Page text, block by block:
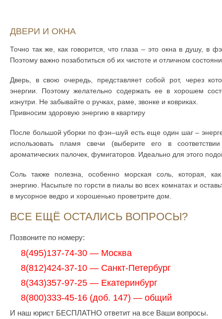
ДВЕРИ И ОКНА
Точно так же, как говорится, что глаза – это окна в душу, в
Поэтому важно позаботиться об их чистоте и отличном
Дверь, в свою очередь, представляет собой рот, через
энергии. Поэтому желательно содержать ее в хорошем
изнутри. Не забывайте о ручках, раме, звонке и ковриках.
Привносим здоровую энергию в квартиру
После большой уборки по фэн–шуй есть еще один шаг –
использовать пламя свечи (выберите его в
ароматических палочек, фумигаторов. Идеально для этого
Соль также полезна, особенно морская соль, которая,
энергию. Насыпьте по горсти в пиалы во всех комнатах и
в мусорное ведро и хорошенько проветрите дом.
ВСЕ ЕЩЁ ОСТАЛИСЬ ВОПРОСЫ?
Позвоните по номеру:
8(495)137-74-30 — Москва
8(812)424-37-10 — Санкт-Петербург
8(343)357-97-25 — Екатеринбург
8(800)333-45-16 (доб. 147) — общий
И наш юрист БЕСПЛАТНО ответит на все Ваши вопросы.